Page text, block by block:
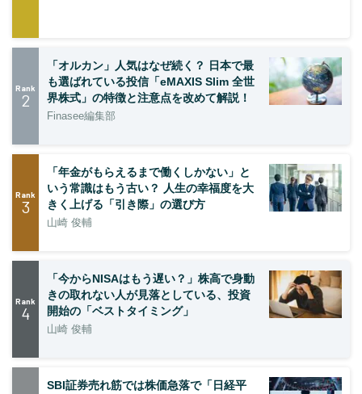
Rank
2
「オルカン」人気はなぜ続く？ 日本で最
も選ばれている投信「eMAXIS Slim 全世
界株式」の特徴と注意点を改めて解説！
Finasee編集部
Rank
3
「年金がもらえるまで働くしかない」と
いう常識はもう古い？ 人生の幸福度を大
きく上げる「引き際」の選び方
山崎 俊輔
Rank
4
「今からNISAはもう遅い？」株高で身動
きの取れない人が見落としている、投資
開始の「ベストタイミング」
山崎 俊輔
SBI証券売れ筋では株価急落で「日経平